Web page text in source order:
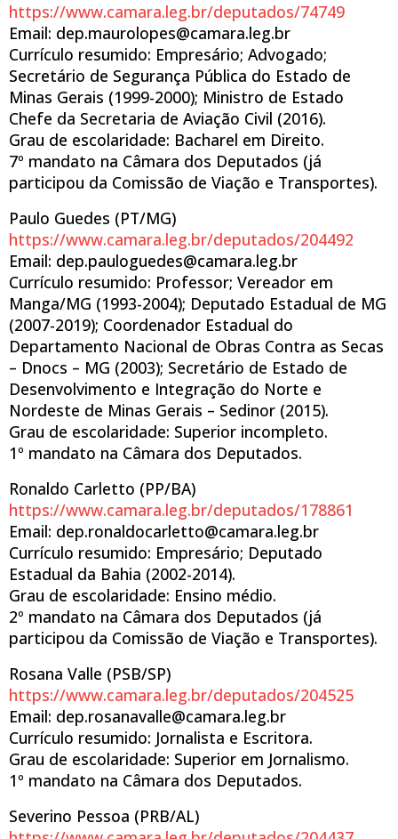
https://www.camara.leg.br/deputados/74749
Email: dep.maurolopes@camara.leg.br
Currículo resumido: Empresário; Advogado;
Secretário de Segurança Pública do Estado de
Minas Gerais (1999-2000); Ministro de Estado
Chefe da Secretaria de Aviação Civil (2016).
Grau de escolaridade: Bacharel em Direito.
7º mandato na Câmara dos Deputados (já
participou da Comissão de Viação e Transportes).
Paulo Guedes (PT/MG)
https://www.camara.leg.br/deputados/204492
Email: dep.pauloguedes@camara.leg.br
Currículo resumido: Professor; Vereador em
Manga/MG (1993-2004); Deputado Estadual de MG
(2007-2019); Coordenador Estadual do
Departamento Nacional de Obras Contra as Secas
– Dnocs – MG (2003); Secretário de Estado de
Desenvolvimento e Integração do Norte e
Nordeste de Minas Gerais – Sedinor (2015).
Grau de escolaridade: Superior incompleto.
1º mandato na Câmara dos Deputados.
Ronaldo Carletto (PP/BA)
https://www.camara.leg.br/deputados/178861
Email: dep.ronaldocarletto@camara.leg.br
Currículo resumido: Empresário; Deputado
Estadual da Bahia (2002-2014).
Grau de escolaridade: Ensino médio.
2º mandato na Câmara dos Deputados (já
participou da Comissão de Viação e Transportes).
Rosana Valle (PSB/SP)
https://www.camara.leg.br/deputados/204525
Email: dep.rosanavalle@camara.leg.br
Currículo resumido: Jornalista e Escritora.
Grau de escolaridade: Superior em Jornalismo.
1º mandato na Câmara dos Deputados.
Severino Pessoa (PRB/AL)